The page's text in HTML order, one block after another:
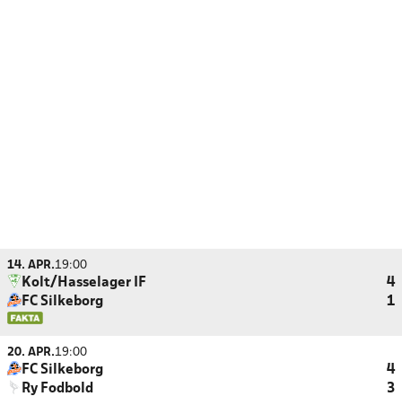
14. APR.19:00
Kolt/Hasselager IF
4
FC Silkeborg
1
20. APR.19:00
FC Silkeborg
4
Ry Fodbold
3